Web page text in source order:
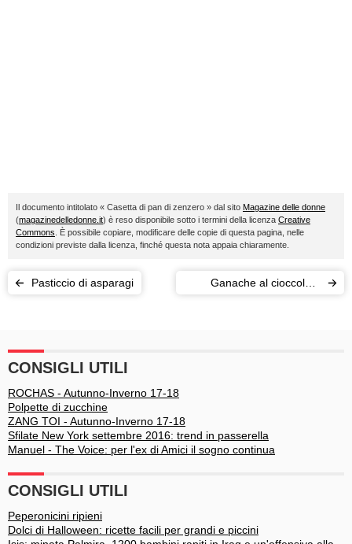
Il documento intitolato « Casetta di pan di zenzero » dal sito Magazine delle donne
(magazinedelledonne.it) è reso disponibile sotto i termini della licenza Creative
Commons . È possibile copiare, modificare delle copie di questa pagina, nelle
condizioni previste dalla licenza, finché questa nota appaia chiaramente.
Pasticcio di asparagi
Ganache al cioccolato
CONSIGLI UTILI
ROCHAS - Autunno-Inverno 17-18
Polpette di zucchine
ZANG TOI - Autunno-Inverno 17-18
Sfilate New York settembre 2016: trend in passerella
Manuel - The Voice: per l'ex di Amici il sogno continua
CONSIGLI UTILI
Peperonicini ripieni
Dolci di Halloween: ricette facili per grandi e piccini